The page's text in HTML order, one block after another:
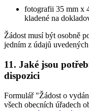
fotografii 35 mm x
kladené na
Žádost musí být osobně
jedním z údajů
11. Jaké jsou
dispozici
Formulář "Žádost o
všech obecních úřadech